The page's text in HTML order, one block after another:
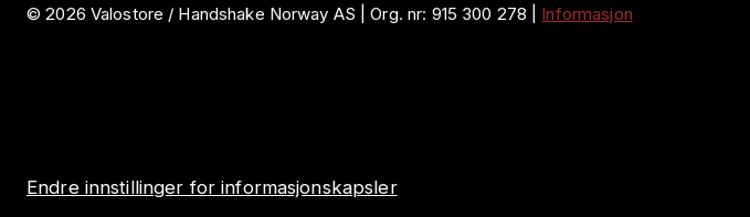
©2026 Valostore / Handshake Norway AS |Org. nr: 915 300 278 Informasjon
Endre innstillinger for informasjonskapsler